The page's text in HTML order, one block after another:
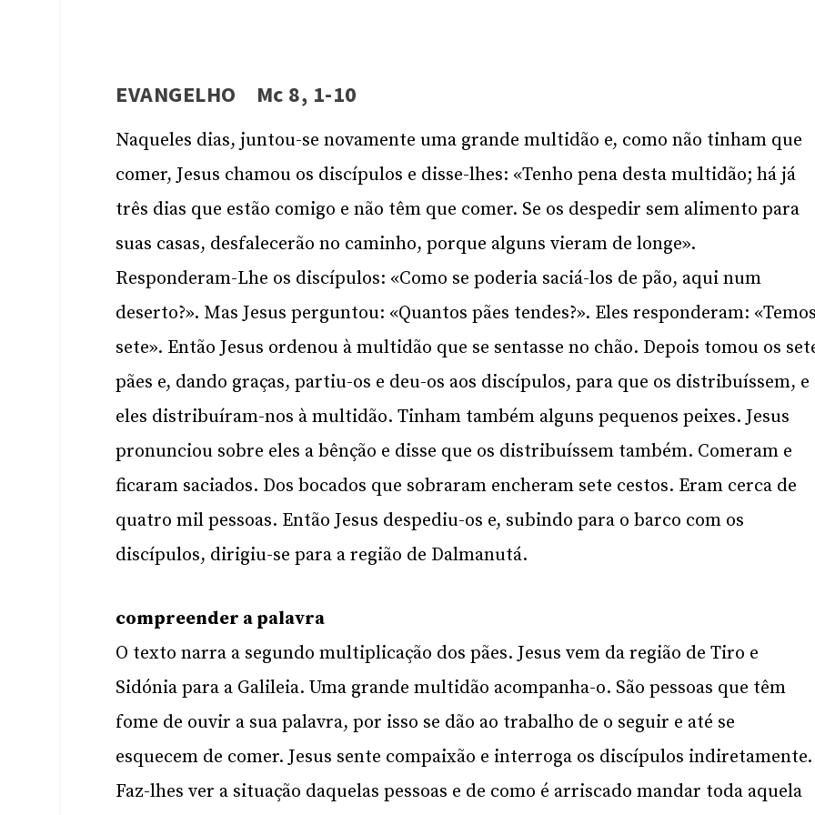
EVANGELHO Mc 8, 1-10
Naqueles dias, juntou-se novamente uma grande multidão e, como não tinham que
comer, Jesus chamou os discípulos e disse-lhes: «Tenho pena desta multidão; há já
três dias que estão comigo e não têm que comer. Se os despedir sem alimento para
suas casas, desfalecerão no caminho, porque alguns vieram de longe».
Responderam-Lhe os discípulos: «Como se poderia saciá-los de pão, aqui num
deserto?». Mas Jesus perguntou: «Quantos pães tendes?». Eles responderam:
sete». Então Jesus ordenou à multidão que se sentasse no chão. Depois tomou os
pães e, dando graças, partiu-os e deu-os aos discípulos, para que os distribuíssem, e
eles distribuíram-nos à multidão. Tinham também alguns pequenos peixes. Jesus
pronunciou sobre eles a bênção e disse que os distribuíssem também. Comeram e
ficaram saciados. Dos bocados que sobraram encheram sete cestos. Eram cerca de
quatro mil pessoas. Então Jesus despediu-os e, subindo para o barco com os
discípulos, dirigiu-se para a região de Dalmanutá.
compreender a palavra
O texto narra a segundo multiplicação dos pães. Jesus vem da região de Tiro e
Sidónia para a Galileia. Uma grande multidão acompanha-o. São pessoas que têm
fome de ouvir a sua palavra, por isso se dão ao trabalho de o seguir e até se
esquecem de comer. Jesus sente compaixão e interroga os discípulos indiretamente.
Faz-lhes ver a situação daquelas pessoas e de como é arriscado mandar toda aquela